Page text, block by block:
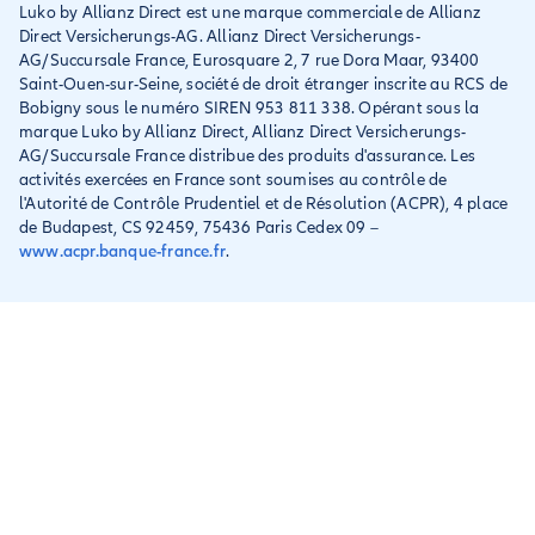
Conditions générales et
IPID
Luko by Allianz Direct est une marque commerciale de Allianz
Direct Versicherungs-AG. Allianz Direct Versicherungs-
AG/Succursale France, Eurosquare 2, 7 rue Dora Maar, 93400
Saint-Ouen-sur-Seine, société de droit étranger inscrite au RCS de
Bobigny sous le numéro SIREN 953 811 338. Opérant sous la
marque Luko by Allianz Direct, Allianz Direct Versicherungs-
AG/Succursale France distribue des produits d'assurance. Les
activités exercées en France sont soumises au contrôle de
l'Autorité de Contrôle Prudentiel et de Résolution (ACPR), 4 place
de Budapest, CS 92459, 75436 Paris Cedex 09 –
www.acpr.banque-france.fr.